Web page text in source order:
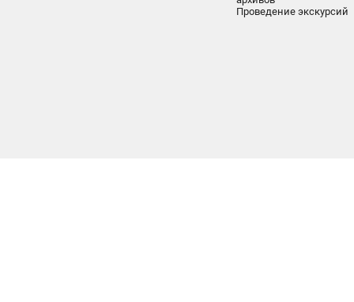
Проведение экскурсий